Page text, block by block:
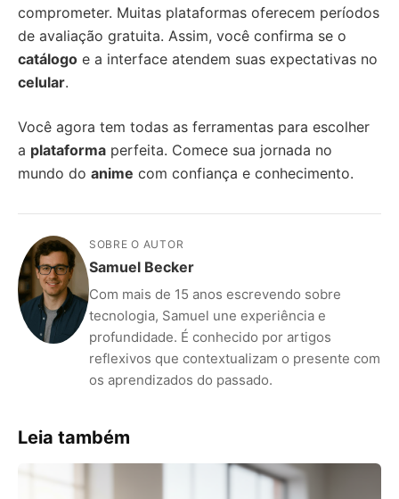
comprometer. Muitas plataformas oferecem períodos
de avaliação gratuita. Assim, você confirma se o
catálogo e a interface atendem suas expectativas no
celular.
Você agora tem todas as ferramentas para escolher
a plataforma perfeita. Comece sua jornada no
mundo do anime com confiança e conhecimento.
SOBRE O AUTOR
Samuel Becker
Com mais de 15 anos escrevendo sobre
tecnologia, Samuel une experiência e
profundidade. É conhecido por artigos
reflexivos que contextualizam o presente com
os aprendizados do passado.
Leia também